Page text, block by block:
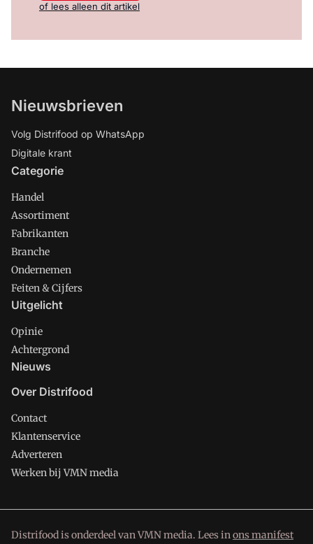
of lees alleen dit artikel
Nieuwsbrieven
Volg Distrifood op WhatsApp
Digitale krant
Categorie
Handel
Assortiment
Fabrikanten
Branche
Ondernemen
Feiten & Cijfers
Uitgelicht
Opinie
Achtergrond
Nieuws
Over Distrifood
Contact
Klantenservice
Adverteren
Werken bij VMN media
Distrifood is onderdeel van VMN media. Lees inons manifest